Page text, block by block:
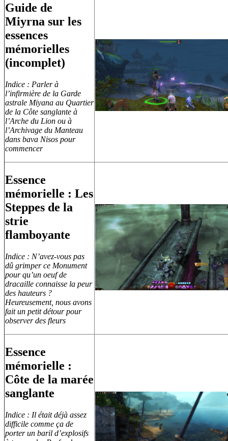
Guide de
Miyrna sur les
essences
mémorielles
(incomplet)
Indice : Parler à
l’infirmière de la Garde
astrale Miyana au Quartier
de la Côte sanglante à
l’Arche du Lion ou à
l’Archivage du Manteau
dans bava Nisos pour
commencer
Essence
mémorielle : Les
Steppes de la
strie
flamboyante
Indice : N’avez-vous pas
dû grimper ce Monument
pour qu’un oeuf de
dracaille connaisse la peur
des hauteurs ?
Heureusement, nous avons
fait un petit détour pour
observer des fleurs
Essence
mémorielle :
Côte de la marée
sanglante
Indice : Il était déjà assez
difficile comme ça de
porter un baril d’explosifs